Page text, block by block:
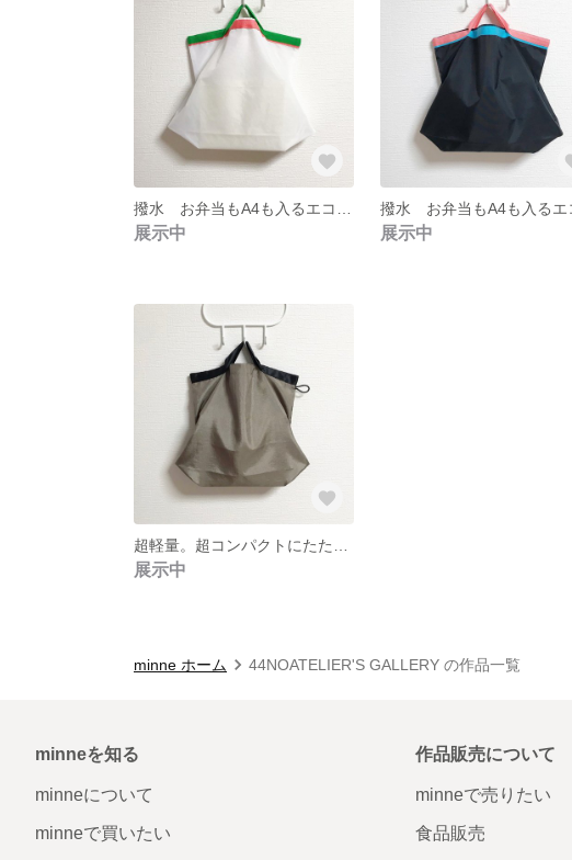
展示中 展示中
展示中
minne ホーム 44NOATELIER'S GALLERY の作品一覧
minneを知る
minneについて
minneで買いたい
作品販売について
minneで売りたい
食品販売